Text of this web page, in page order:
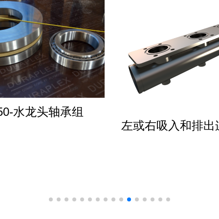
水龙头轴承组
左或右吸入和排出